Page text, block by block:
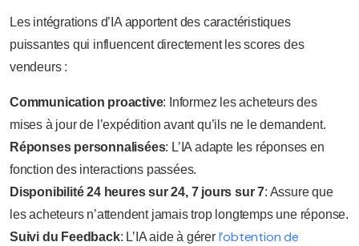
Les intégrations d’IA apportent des caractéristiques
puissantes qui influencent directement les scores des
vendeurs :
Communication proactive: Informez les acheteurs des
mises à jour de l’expédition avant qu’ils ne le demandent.
Réponses personnalisées: L’IA adapte les réponses en
fonction des interactions passées.
Disponibilité 24 heures sur 24, 7 jours sur 7: Assure que
les acheteurs n’attendent jamais trop longtemps une réponse.
Suivi du Feedback: L’IA aide à gérer l’obtention de